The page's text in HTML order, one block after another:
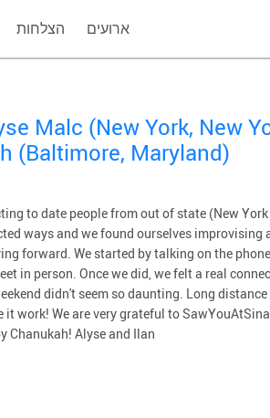
הצלחות ארועים
Malc (New York, New
(Baltimore, Maryland)
to date people from out of state (New
ways and we found ourselves improvising
forward. We started by talking on the
in person. Once we did, we felt a real
didn't seem so daunting. Long
it work! We are very grateful to
Chanukah! Alyse and Ilan